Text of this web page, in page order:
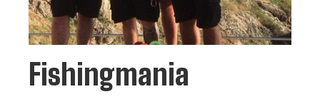
Fishingmania